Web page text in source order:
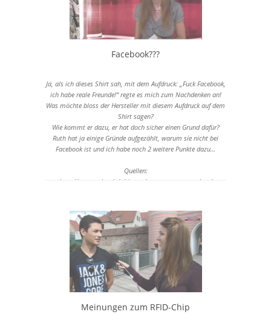
Facebook???
Ja, als ich dieses Shirt sah, mit dem Aufdruck: „Fuck Facebook,
ich habe reale Freunde!“ regte es mich zum Nachdenken an!
Was möchte bloss der Hersteller mit diesem Aufdruck auf dem
Shirt sagen?
Wie kommt er dazu, er hat doch sicher einen Grund dafür?
Ruth hat ja einige Gründe aufgezählt, warum sie nicht bei
Facebook ist und ich habe noch 2 weitere Punkte dazu…
Quellen:
http://www.spiegel.de/thema/nsa_programm_prism/
online.de/computer/internet/facebook/id_54572210/facebook-
landgericht-berlin-erklaert-freundefinder-fuer-illegal.html
Meinungen zum RFID-Chip